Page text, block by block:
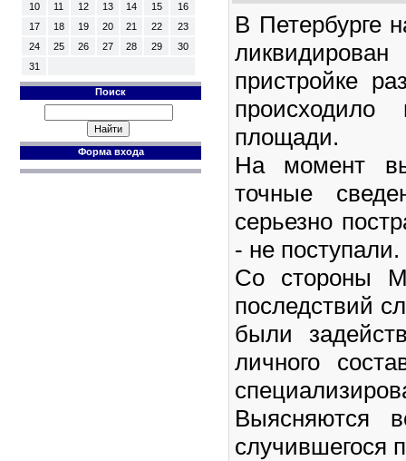
10
11 12 13 14 15
16
17
18 19 20 21 22
23
24
25 26 27 28 29
30
31
Поиск
Форма входа
В Петербурге
пристройке
площади.
На момент
точные
серьезно
- не поступали.
Со стороны
последствий
были
личного
Выясняются
случившегося